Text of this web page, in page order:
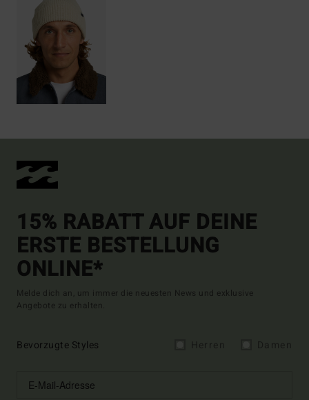
15% RABATT AUF DEINE
ERSTE BESTELLUNG
ONLINE*
Melde dich an, um immer die neuesten News und exklusive
Angebote zu erhalten.
Bevorzugte Styles